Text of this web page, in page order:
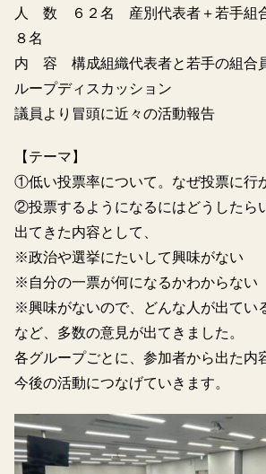
人 数 ６２名 産別代表者＋若手組
８名
内 容 構成組織代表者と若手の組合
ループディスカッション
議員より冒頭に近々の活動報告
【テーマ】
①低い投票率について。なぜ投票に行
②投票するようになるにはどうしたら
出てきた内容として、
※政治や選挙にたいして興味がない
※自分の一票が何になるかわからない
※興味がないので、どんな人が出てい
など、多数の意見が出てきました。
各グループごとに、参加者から出た内
今後の活動につなげていきます。